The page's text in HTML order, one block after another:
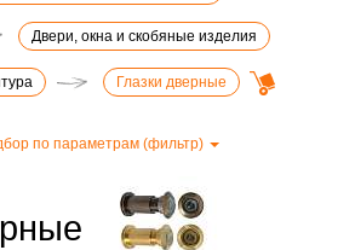
Двери, окна и скобяные изделия
Глазки дверные
по параметрам (фильтр)